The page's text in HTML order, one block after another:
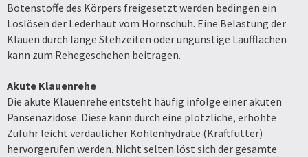
Botenstoffe des Körpers freigesetzt werden bedingen ein
Loslösen der Lederhaut vom Hornschuh. Eine Belastung der
Klauen durch lange Stehzeiten oder ungünstige Laufflächen
kann zum Rehegeschehen beitragen.
Akute Klauenrehe
Die akute Klauenrehe entsteht häufig infolge einer akuten
Pansenazidose. Diese kann durch eine plötzliche, erhöhte
Zufuhr leicht verdaulicher Kohlenhydrate (Kraftfutter)
hervorgerufen werden. Nicht selten löst sich der gesamte